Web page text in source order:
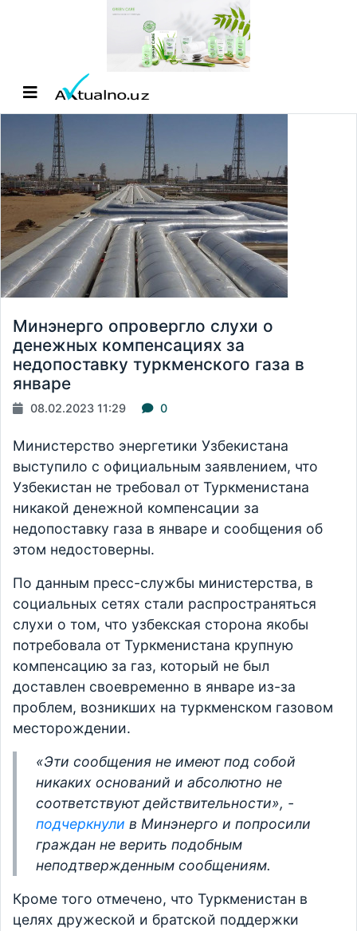
Минэнерго опровергло слухи о
денежных компенсациях за
недопоставку туркменского газа в
январе
08.02.2023 11:29 0
Министерство энергетики Узбекистана
выступило с официальным заявлением, что
Узбекистан не требовал от Туркменистана
никакой денежной компенсации за
недопоставку газа в январе и сообщения об
этом недостоверны.
По данным пресс-службы министерства, в
социальных сетях стали распространяться
слухи о том, что узбекская сторона якобы
потребовала от Туркменистана крупную
компенсацию за газ, который не был
доставлен своевременно в январе из-за
проблем, возникших на туркменском газовом
месторождении.
«Эти сообщения не имеют под собой
никаких оснований и абсолютно не
соответствуют действительности», -
подчеркнули в Минэнерго и попросили
граждан не верить подобным
неподтвержденным сообщениям.
Кроме того отмечено, что Туркменистан в
целях дружеской и братской поддержки